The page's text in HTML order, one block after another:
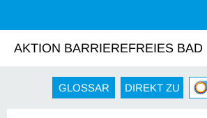
AKTION BARRIEREFREIES BAD
GLOSSAR DIREKT ZU